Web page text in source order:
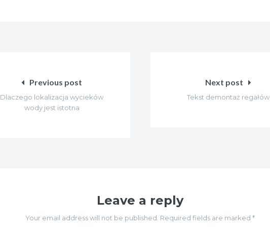
Previous post
Dlaczego lokalizacja wycieków
wody jest istotna
Next post
Tekst demontaż regałów
Leave a reply
Your email address will not be published. Required fields are marked *